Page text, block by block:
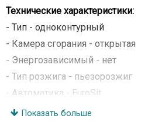
Технические характеристики:
- Тип - одноконтурный
- Камера сгорания - открытая
- Энергозависимый - нет
- Тип розжига - пьезорозжиг
- Автоматика - EuroSit
- Мощность - 11,6 кВт
Показать больше